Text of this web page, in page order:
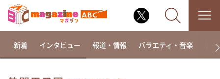
新着 インタビュー 報道・情報 バラエティ・音楽 ド